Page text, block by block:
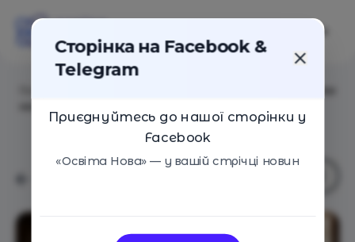
Сторінка на Facebook &
Telegram
Приєднуйтесь до нашої сторінки у
Facebook
«Освіта Нова» — у вашій стрічці новин